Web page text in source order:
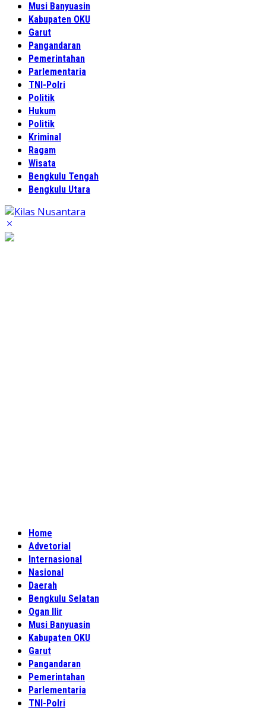
Musi Banyuasin
Kabupaten OKU
Garut
Pangandaran
Pemerintahan
Parlementaria
TNI-Polri
Politik
Hukum
Politik
Kriminal
Ragam
Wisata
Bengkulu Tengah
Bengkulu Utara
Home
Advetorial
Internasional
Nasional
Daerah
Bengkulu Selatan
Ogan Ilir
Musi Banyuasin
Kabupaten OKU
Garut
Pangandaran
Pemerintahan
Parlementaria
TNI-Polri